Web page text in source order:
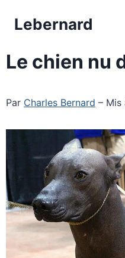
Lebernard
Le chien nu
Par Charles Bernard –